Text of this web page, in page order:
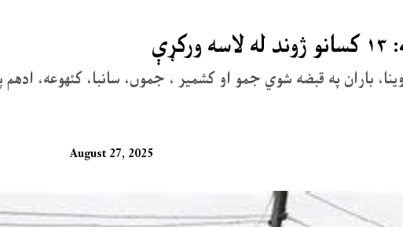
باران په قبضه شوي جمو او کشمیر ، جموں، سانبا، کٹھوعه، ادهم
August 27, 2025